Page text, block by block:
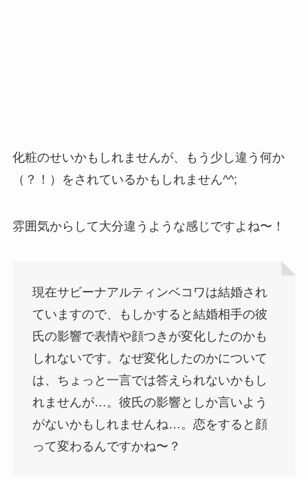
化粧のせいかもしれませんが、もう少し違う何か
（？！）をされているかもしれません^^;
雰囲気からして大分違うような感じですよね〜！
現在サビーナアルティンベコワは結婚され
ていますので、もしかすると結婚相手の彼
氏の影響で表情や顔つきが変化したのかも
しれないです。なぜ変化したのかについて
は、ちょっと一言では答えられないかもし
れませんが…。彼氏の影響としか言いよう
がないかもしれませんね…。恋をすると顔
って変わるんですかね〜？